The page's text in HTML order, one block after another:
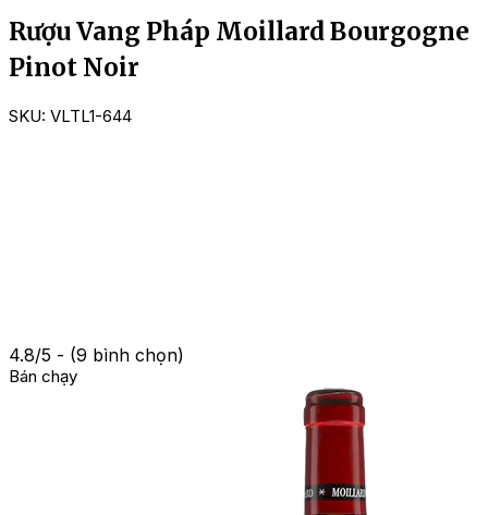
Rượu Vang Pháp Moillard Bourgogne
Pinot Noir
SKU: VLTL1-644
4.8/5 - (9 bình chọn)
Bán chạy